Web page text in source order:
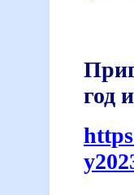
год